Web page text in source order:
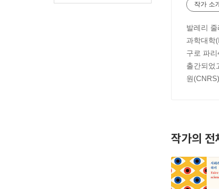
작가 소
발레리
과학대학
구로 파
출간되었
원
작가의 전